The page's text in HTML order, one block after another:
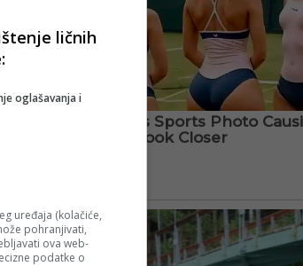
ličnih
oglašavanja i
uređaja (kolačiće,
pohranjivati,
ova web-
podatke o